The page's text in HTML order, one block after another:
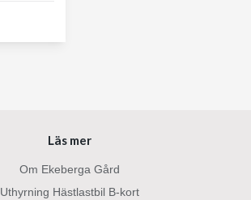
Läs mer
Om Ekeberga Gård
Uthyrning Hästlastbil B-kort